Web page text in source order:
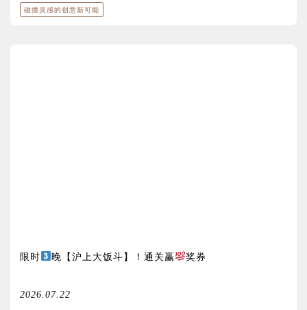
碰撞灵感的创意新可能
限时 晚【沪上大饭斗】！通关赢 奖券
2026.07.22